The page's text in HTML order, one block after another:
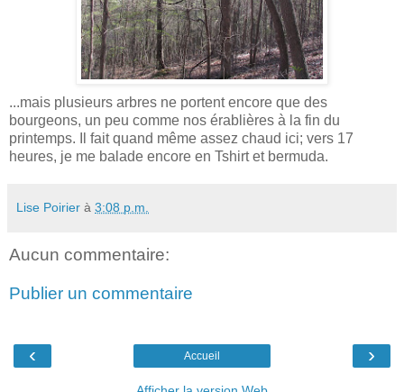
...mais plusieurs arbres ne portent encore que des
bourgeons, un peu comme nos érablières à la fin du
printemps. Il fait quand même assez chaud ici; vers 17
heures, je me balade encore en Tshirt et bermuda.
Lise Poirier à 3:08 p.m.
Aucun commentaire:
Publier un commentaire
‹ ›
Accueil